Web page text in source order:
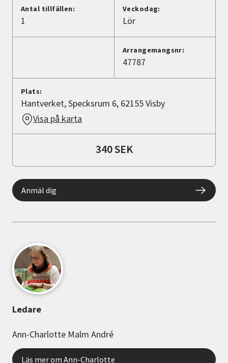
Lyssna
Antal tillfällen:
1
Veckodag:
Lör
Arrangemangsnr:
47787
Plats:
Hantverket, Specksrum 6, 62155 Visby
Visa på karta
340 SEK
Anmäl dig
Ledare
Ann-Charlotte Malm André
Läs mer om Ann-Charlotte